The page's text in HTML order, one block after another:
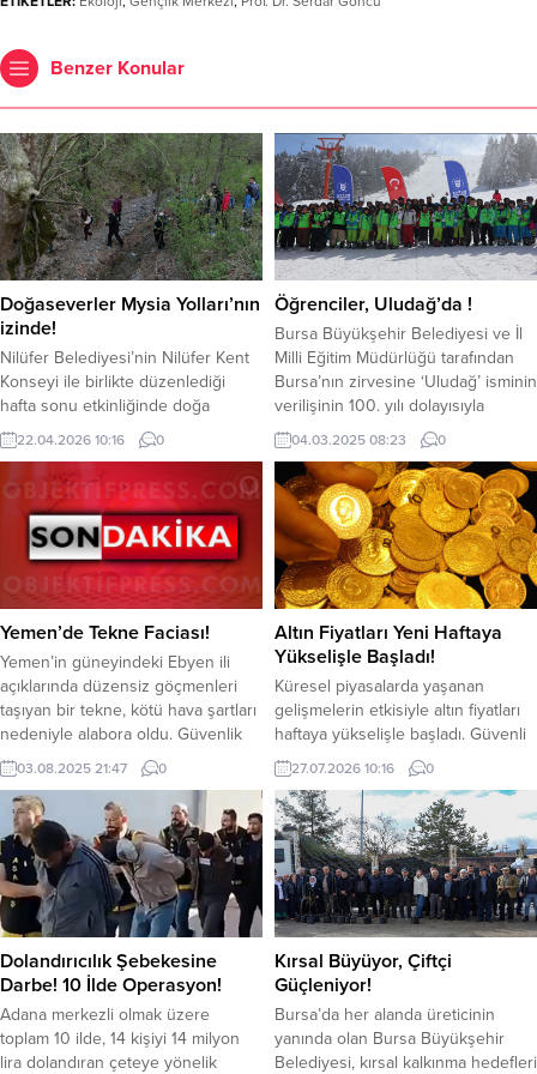
Benzer Konular
Doğaseverler Mysia Yolları’nın
izinde!
Nilüfer Belediyesi’nin Nilüfer Kent
Konseyi ile birlikte düzenlediği
hafta sonu etkinliğinde doğa
tutkunları, Mysia’nın yürüyüş, koşu
ve bisiklet parkurlarını deneyimledi.
Farklı rotalardan yola çıkan gruplar,
Üçpınar’da buluştu. Doğa
tutkunlukları, Nilüfer Belediyesi’nin
Nilüfer Kent Konseyi ile birlikte
düzenlediği etkinlikte bir araya
geldi. Katılımcılar Turizm Haftası
kapsamında gerçekleştirilen
etkinlikte doğa yürüyüşü, koşu...
22.04.2026 10:16 0
Öğrenciler, Uludağ’da !
Bursa Büyükşehir Belediyesi ve İl
Milli Eğitim Müdürlüğü tarafından
Bursa’nın zirvesine ‘Uludağ’ isminin
verilişinin 100. yılı dolayısıyla
düzenlenen ‘1000 Çocuk Kayak
Projesi’ tüm hızıyla devam ediyor.
Uludağ’a çıkan gençler, hem kayak
sporunu öğreniyor hem de karın
tadını çıkarıyor. Bursa Büyükşehir
Belediyesi Gençlik ve Spor
Hizmetleri Dairesi Başkanlığı ile İl
Milli...
04.03.2025 08:23 0
Yemen’de Tekne Faciası!
Yemen’in güneyindeki Ebyen ili
açıklarında düzensiz göçmenleri
taşıyan bir tekne, kötü hava şartları
nedeniyle alabora oldu. Güvenlik
kaynaklarına göre, kazada en az 20
Etiyopyalı göçmen hayatını kaybetti,
onlarcası ise kayboldu. Yetkililer,
kaybolan mültecilerin ile ilgili şu
ifadeleri kullandı; “Hayatını
kaybeden çok sayıda Etiyopyalı
düzensiz göçmenin cenazelerine
ulaşmak için geniş çaplı...
03.08.2025 21:47 0
Altın Fiyatları Yeni Haftaya
Yükselişle Başladı!
Küresel piyasalarda yaşanan
gelişmelerin etkisiyle altın fiyatları
haftaya yükselişle başladı. Güvenli
liman olarak görülen altına olan
talebin artmasıyla birlikte gram altın
başta olmak üzere tüm altın
türlerinde yukarı yönlü hareket
gözlendi. Piyasalarda gram altın 6
bin 234 TL seviyelerinde işlem
görürken, çeyrek altın 10 bin 209
TL, yarım altın 20...
27.07.2026 10:16 0
Dolandırıcılık Şebekesine
Darbe! 10 İlde Operasyon!
Adana merkezli olmak üzere
toplam 10 ilde, 14 kişiyi 14 milyon
lira dolandıran çeteye yönelik
Kırsal Büyüyor, Çiftçi
Güçleniyor!
Bursa’da her alanda üreticinin
yanında olan Bursa Büyükşehir
Belediyesi, kırsal kalkınma hedefleri